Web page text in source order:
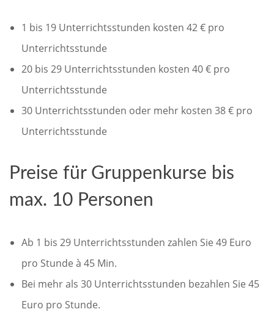
1 bis 19 Unterrichtsstunden kosten 42 € pro
Unterrichtsstunde
20 bis 29 Unterrichtsstunden kosten 40 € pro
Unterrichtsstunde
30 Unterrichtsstunden oder mehr kosten 38 € pro
Unterrichtsstunde
Preise für Gruppenkurse bis
max. 10 Personen
Ab 1 bis 29 Unterrichtsstunden zahlen Sie 49 Euro
pro Stunde à 45 Min.
Bei mehr als 30 Unterrichtsstunden bezahlen Sie 45
Euro pro Stunde.